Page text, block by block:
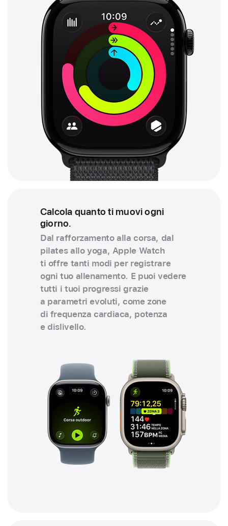
Calcola quanto ti muovi ogni
giorno.
Dal rafforzamento alla corsa, dal
pilates allo yoga, Apple Watch
ti offre tanti modi per registrare
ogni tuo allenamento. E puoi vedere
tutti i tuoi progressi grazie
a parametri evoluti, come zone
di frequenza cardiaca, potenza
e dislivello.